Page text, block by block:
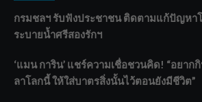
กรมชลฯ รับฟังประชาชน ติดตามแก้ปัญหา
ระบายน้ำศรีสองรักฯ
‘แมน การิน’ แชร์ความเชื่อชวนคิด! “อยาก
ลาโลกนี้ ให้ใส่บาตรสิ่งนั้นไว้ตอนยังมีชีวิต”